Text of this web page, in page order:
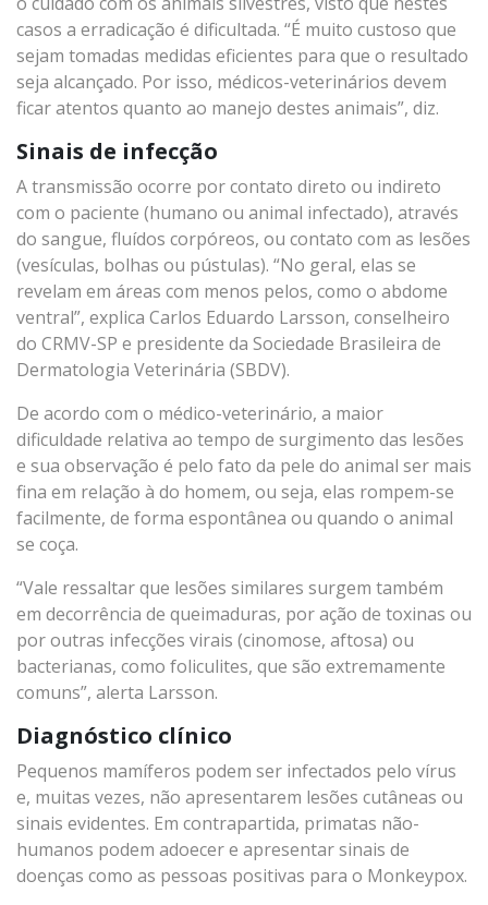
casos a erradicação é dificultada. “É muito custoso que
sejam tomadas medidas eficientes para que o resultado
seja alcançado. Por isso, médicos-veterinários devem
ficar atentos quanto ao manejo destes animais”, diz.
Sinais de infecção
A transmissão ocorre por contato direto ou indireto
com o paciente (humano ou animal infectado), através
do sangue, fluídos corpóreos, ou contato com as lesões
(vesículas, bolhas ou pústulas). “No geral, elas se
revelam em áreas com menos pelos, como o abdome
ventral”, explica Carlos Eduardo Larsson, conselheiro
do CRMV-SP e presidente da Sociedade Brasileira de
Dermatologia Veterinária (SBDV).
De acordo com o médico-veterinário, a maior
dificuldade relativa ao tempo de surgimento das lesões
e sua observação é pelo fato da pele do animal ser mais
fina em relação à do homem, ou seja, elas rompem-se
facilmente, de forma espontânea ou quando o animal
se coça.
“Vale ressaltar que lesões similares surgem também
em decorrência de queimaduras, por ação de toxinas ou
por outras infecções virais (cinomose, aftosa) ou
bacterianas, como foliculites, que são extremamente
comuns”, alerta Larsson.
Diagnóstico clínico
Pequenos mamíferos podem ser infectados pelo vírus
e, muitas vezes, não apresentarem lesões cutâneas ou
sinais evidentes. Em contrapartida, primatas não-
humanos podem adoecer e apresentar sinais de
doenças como as pessoas positivas para o Monkeypox.